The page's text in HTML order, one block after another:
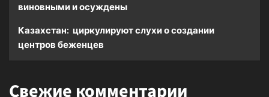
виновными и осуждены
Казахстан: циркулируют слухи о создании
центров беженцев
Свежие комментарии